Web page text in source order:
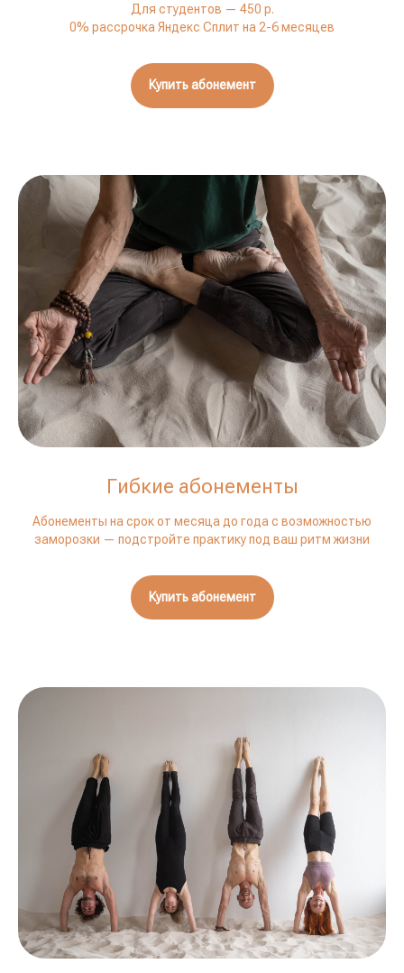
Для студентов — 450 р.
0% рассрочка Яндекс Сплит на 2-6 месяцев
Купить абонемент
Гибкие абонементы
Абонементы на срок от месяца до года с возможностью
заморозки — подстройте практику под ваш ритм жизни
Купить абонемент